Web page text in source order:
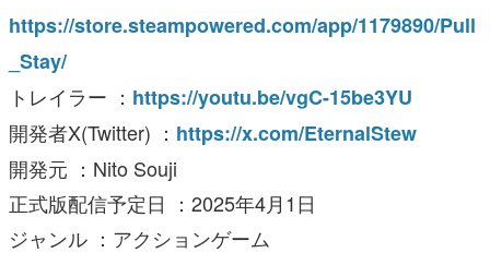
https://store.steampowered.com/app/1179890/Pull
_Stay/
トレイラー ： https://youtu.be/vgC-15be3YU
開発者X(Twitter) ： https://x.com/EternalStew
開発元 ：Nito Souji
正式版配信予定日 ：2025年4月1日
ジャンル ：アクションゲーム